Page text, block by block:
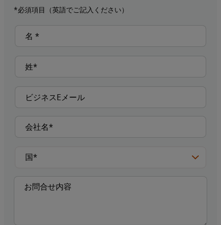
*必須項目（英語でご記入ください）